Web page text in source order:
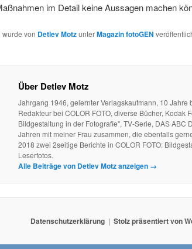
im Detail keine Aussagen machen
wurde von Detlev MotzunterMagazin fotoGEN
Über Detlev Motz
Jahrgang 1946, gelernter Verlagskaufmann, 10 Jahre
Redakteur bei COLOR FOTO, diverse Bücher, Kodak
Bildgestaltung in der Fotografie", TV-Serie, DAS ABC
Jahren mit meiner Frau zusammen, die ebenfalls
2018 zwei 2seitige Berichte in COLOR FOTO:
Leserfotos.
Alle Beiträge von Detlev Motz anzeigen →
Datenschutzerklärung Stolz präsentiert von